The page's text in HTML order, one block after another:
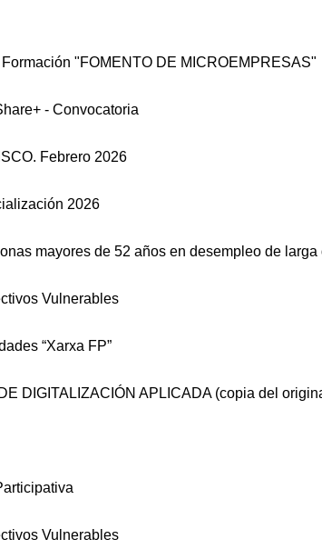
"FOMENTO DE MICROEMPRESAS"
- Convocatoria
Febrero 2026
2026
mayores de 52 años en desempleo de larga
Vulnerables
“Xarxa FP”
DIGITALIZACIÓN APLICADA (copia del
Vulnerables